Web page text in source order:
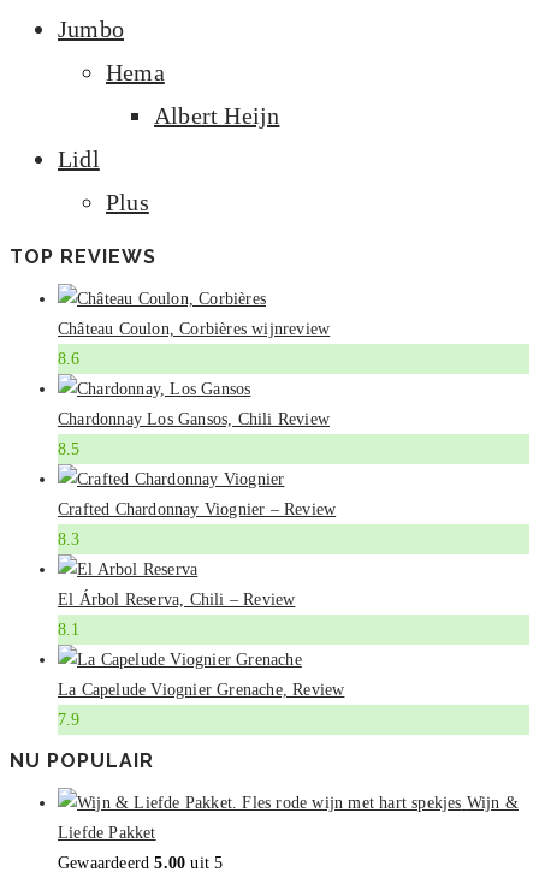
Jumbo
Hema
Albert Heijn
Lidl
Plus
TOP REVIEWS
Château Coulon, Corbières wijnreview
8.6
Chardonnay Los Gansos, Chili Review
8.5
Crafted Chardonnay Viognier – Review
8.3
El Árbol Reserva, Chili – Review
8.1
La Capelude Viognier Grenache, Review
7.9
NU POPULAIR
Wijn &
Liefde Pakket
Gewaardeerd5.00 uit 5